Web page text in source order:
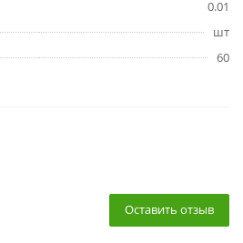
0.01
шт
60
Оставить отзыв